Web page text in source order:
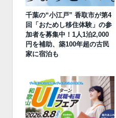
千葉の“小江戸” 香取市が第4
回「おためし移住体験」の参
加者を募集中！1人1泊2,000
円を補助、築100年超の古民
家に宿泊も